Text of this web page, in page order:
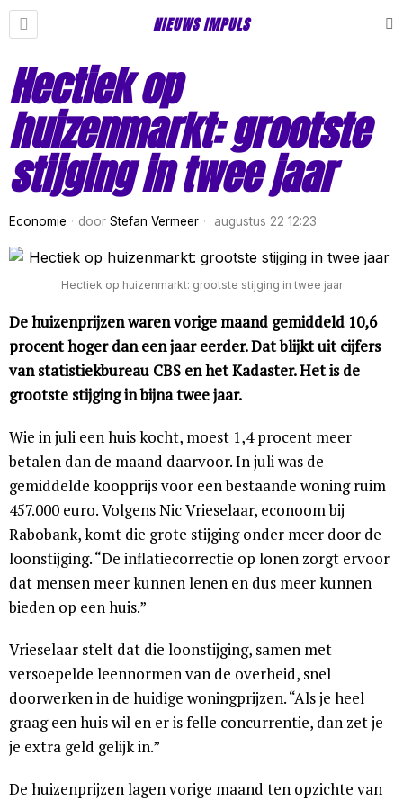
NIEUWS IMPULS
Hectiek op
huizenmarkt: grootste
stijging in twee jaar
Economie door Stefan Vermeer augustus 22 12:23
Hectiek op huizenmarkt: grootste stijging in twee jaar
De huizenprijzen waren vorige maand gemiddeld 10,6
procent hoger dan een jaar eerder. Dat blijkt uit cijfers
van statistiekbureau CBS en het Kadaster. Het is de
grootste stijging in bijna twee jaar.
Wie in juli een huis kocht, moest 1,4 procent meer
betalen dan de maand daarvoor. In juli was de
gemiddelde koopprijs voor een bestaande woning ruim
457.000 euro. Volgens Nic Vrieselaar, econoom bij
Rabobank, komt die grote stijging onder meer door de
loonstijging. “De inflatiecorrectie op lonen zorgt ervoor
dat mensen meer kunnen lenen en dus meer kunnen
bieden op een huis.”
Vrieselaar stelt dat die loonstijging, samen met
versoepelde leennormen van de overheid, snel
doorwerken in de huidige woningprijzen. “Als je heel
graag een huis wil en er is felle concurrentie, dan zet je
je extra geld gelijk in.”
De huizenprijzen lagen vorige maand ten opzichte van